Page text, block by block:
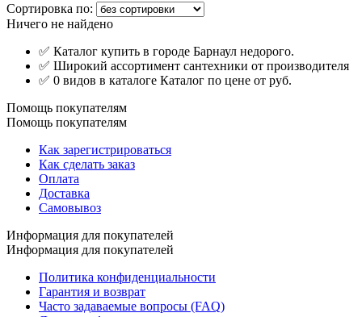
Сортировка по:
Ничего не найдено
✅ Каталог купить в городе Барнаул недорого.
✅ Широкий ассортимент сантехники от производителя
✅ 0 видов в каталоге Каталог по цене от руб.
Помощь покупателям
Помощь покупателям
Как зарегистрироваться
Как сделать заказ
Оплата
Доставка
Самовывоз
Информация для покупателей
Информация для покупателей
Политика конфиденциальности
Гарантия и возврат
Часто задаваемые вопросы (FAQ)